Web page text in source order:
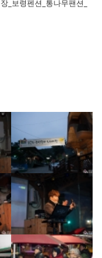
_보령펜션_통나무팬션_